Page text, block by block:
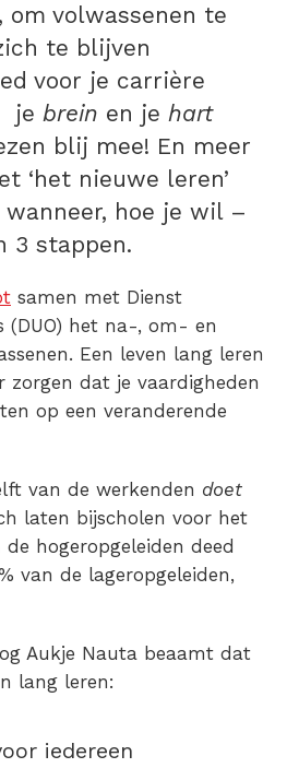
om volwassenen te
te blijven
voor je carrière
je brein en je hart
blij mee! En meer
‘het nieuwe leren’
hoe je wil –
3 stappen.
samen met Dienst
(DUO) het na-, om- en
Een leven lang leren
zorgen dat je vaardigheden
op een veranderende
van de werkenden doet
laten bijscholen voor het
hogeropgeleiden deed
van de lageropgeleiden,
Aukje Nauta beaamt dat
lang leren:
iedereen